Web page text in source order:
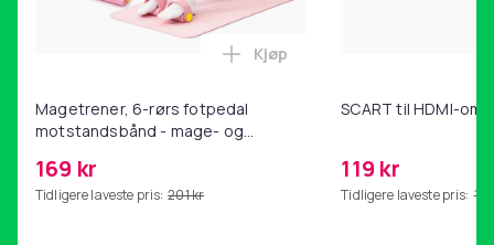
Magetrener, 6-rørs fotpedal
motstandsbånd - mage- og
hjemmegymnastikk Pink
169 kr
Tidligere laveste pris: 201 kr
Legg Magetrener, 6-rørs
Kjøp
SCART til HDMI-
119 kr
Tidligere laveste pris: